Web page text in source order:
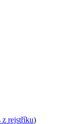
z rejstříku)